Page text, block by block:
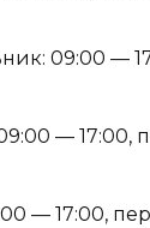
09:00 —
— 17:00,
— 17:00,